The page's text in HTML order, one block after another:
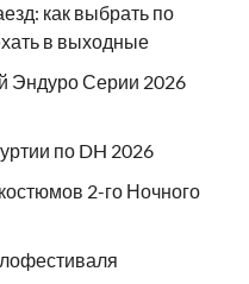
как выбрать по
в выходные
Эндуро Серии 2026
по DH 2026
2-го Ночного